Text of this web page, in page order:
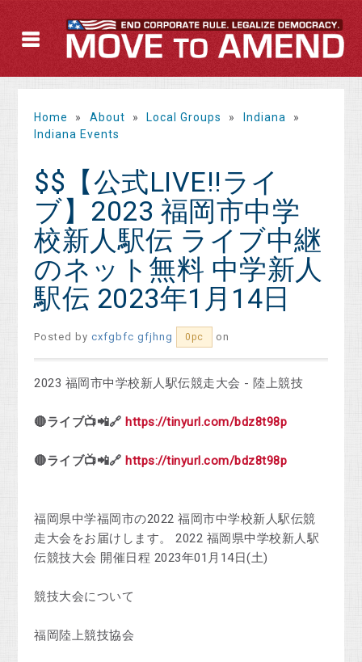
Home » About » Local Groups » Indiana
»
Indiana Events
$$【公式LIVE!!ライ
ブ】2023 福岡市中学
校新人駅伝 ライブ中継
のネット無料 中学新人
駅伝 2023年1月14日
Posted bycxfgbfc gfjhng 0pc on
2023 福岡市中学校新人駅伝競走大会 - 陸上競技
🔴ライブ📺📲🔗 https://tinyurl.com/bdz8t98p
🔴ライブ📺📲🔗 https://tinyurl.com/bdz8t98p
福岡県中学福岡市の2022 福岡市中学校新人駅伝競
走大会をお届けします。 2022 福岡県中学校新人駅
伝競技大会 開催日程 2023年01月14日(土)
競技大会について
福岡陸上競技協会